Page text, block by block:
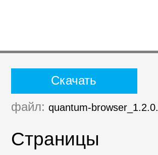
Страницы
файл: quantum-
Скачать